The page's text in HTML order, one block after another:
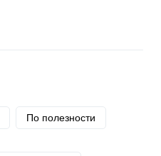
По полезности